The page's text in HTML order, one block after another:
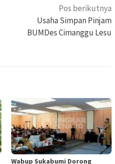
Pos berikutnya
Usaha Simpan Pinjam
BUMDes Cimanggu Lesu
Wabup Sukabumi Dorong